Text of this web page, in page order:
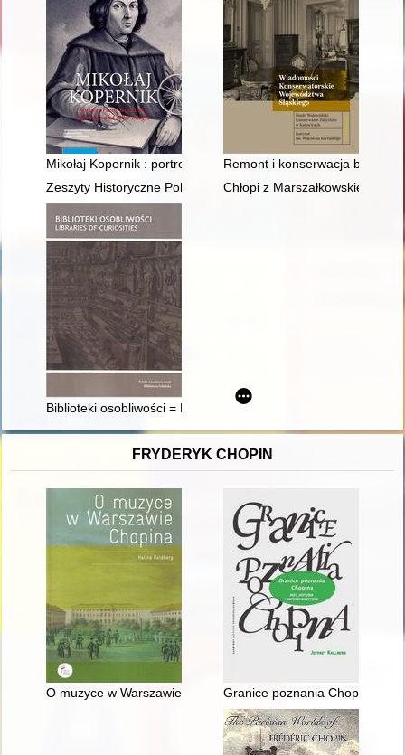
Mikołaj Kopernik : portrety i inne wizerunki = portraits and
Remont i konserwacja
Zeszyty Historyczne Politechniki Łódzkiej. Z. 22 (2023)
Chłopi z Marszałkowskiej" : o
Biblioteki osobliwości = Libraries of curiosities
FRYDERYK CHOPIN
O muzyce w Warszawie ChopinaGranice poznania Chopina.